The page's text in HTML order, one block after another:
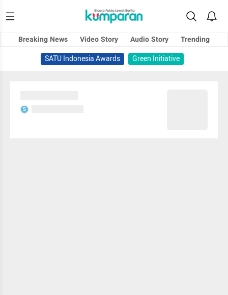
Breaking News Video Story Audio Story
Trending
SATU Indonesia Awards
Green Initiative
S